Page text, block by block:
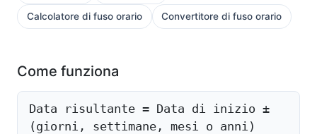
Calcolatore di fuso orario Convertitore di fuso orario
Come funziona
Data risultante = Data di inizio ±
(giorni, settimane, mesi o anni)